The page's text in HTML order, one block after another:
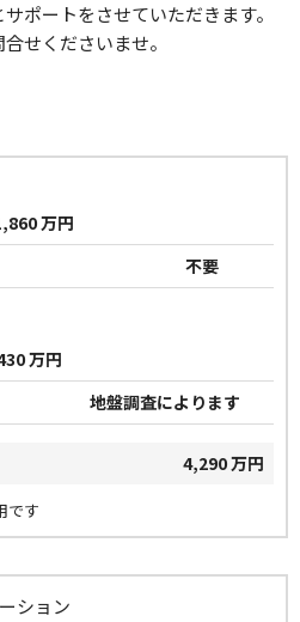
ポートをさせていただきます。
せくださいませ。
万円
不要
万円
地盤調査によります
4,290 万円
です
ション